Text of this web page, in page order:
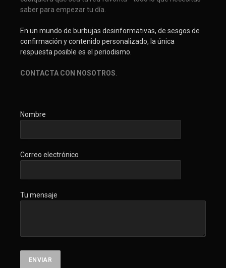
saber para empezar tu día.
En un mundo de burbujas desinformativas, de sesgos de
confirmación y contenido personalizado, la única
respuesta posible es el periodismo.
CONTACTA CON NOSOTROS
Nombre
Correo electrónico
Tu mensaje